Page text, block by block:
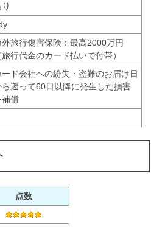
外旅行傷害保険：最高2000万円
旅行代金のカード払いで付帯）
ード会社への紛失・盗難のお届け日
ら遡って60日以降に発生した損害
補償
点数